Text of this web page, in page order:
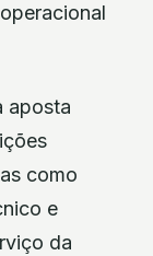
aposta
como
e
da